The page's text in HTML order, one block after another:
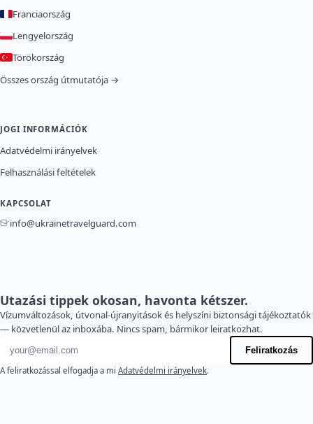
Franciaország
Lengyelország
Törökország
Összes ország útmutatója →
JOGI INFORMÁCIÓK
Adatvédelmi irányelvek
Felhasználási feltételek
KAPCSOLAT
info@ukrainetravelguard.com
Utazási tippek okosan, havonta kétszer.
Vízumváltozások, útvonal-újranyitások és helyszíni biztonsági tájékoztatók
— közvetlenül az inboxába. Nincs spam, bármikor leiratkozhat.
E-mail cím
Feliratkozás
A feliratkozással elfogadja a mi Adatvédelmi irányelvek.